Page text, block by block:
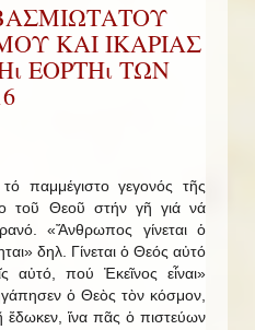
ΚΑΙ ΙΚΑΡΙΑΣ
ΕΟΡΤΗι ΤΩΝ
παμμέγιστο γεγονός τῆς
τοῦ Θεοῦ στήν γῆ γιά νά
«Ἄνθρωπος γίνεται ὁ
δηλ. Γίνεται ὁ Θεός αὐτό
αὐτό, πού Ἐκεῖνος εἶναι»
ὁ Θεὸς τὸν κόσμον,
ἔδωκεν, ἵνα πᾶς ὁ πιστεύων